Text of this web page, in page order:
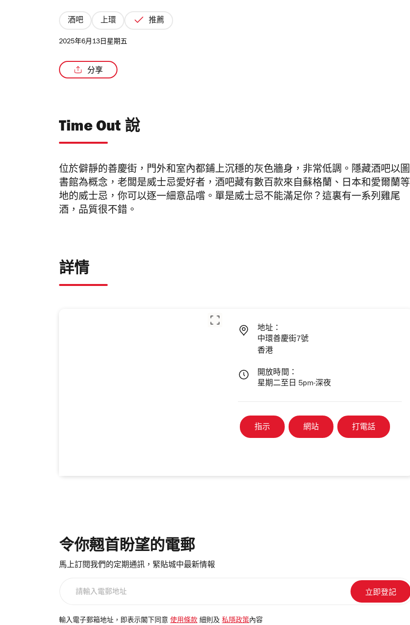
酒吧 上環 推薦
2025年6月13日星期五
分享
Time Out 說
位於僻靜的善慶街，門外和室內都鋪上沉穩的灰色牆身，非常低調。隱藏酒吧以圖
書館為概念，老闆是威士忌愛好者，酒吧藏有數百款來自蘇格蘭、日本和愛爾蘭等
地的威士忌，你可以逐一細意品嚐。單是威士忌不能滿足你？這裏有一系列雞尾
酒，品質很不錯。
詳情
地址：
中環善慶街7號
香港
開放時間：
星期二至日 5pm-深夜
指示 網站 打電話
令你翹首盼望的電郵
馬上訂閱我們的定期通訊，緊貼城中最新情報
電
輸入電子郵箱地址，即表示閣下同意 使用條款 細則及 私隱政策 內容